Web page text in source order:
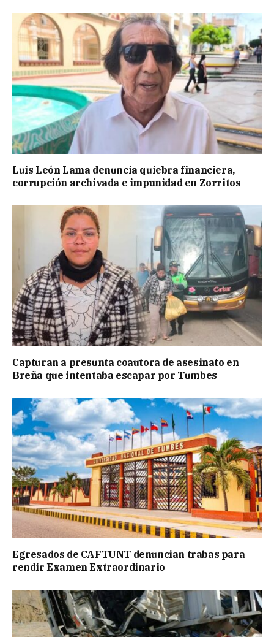
Luis León Lama denuncia quiebra financiera,
corrupción archivada e impunidad en Zorritos
Capturan a presunta coautora de asesinato en
Breña que intentaba escapar por Tumbes
Egresados de CAFTUNT denuncian trabas para
rendir Examen Extraordinario